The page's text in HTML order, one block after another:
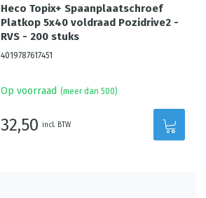
Heco Topix+ Spaanplaatschroef
Platkop 5x40 voldraad Pozidrive2 -
RVS - 200 stuks
4019787617451
Op voorraad (meer dan 500)
32,50 incl. BTW